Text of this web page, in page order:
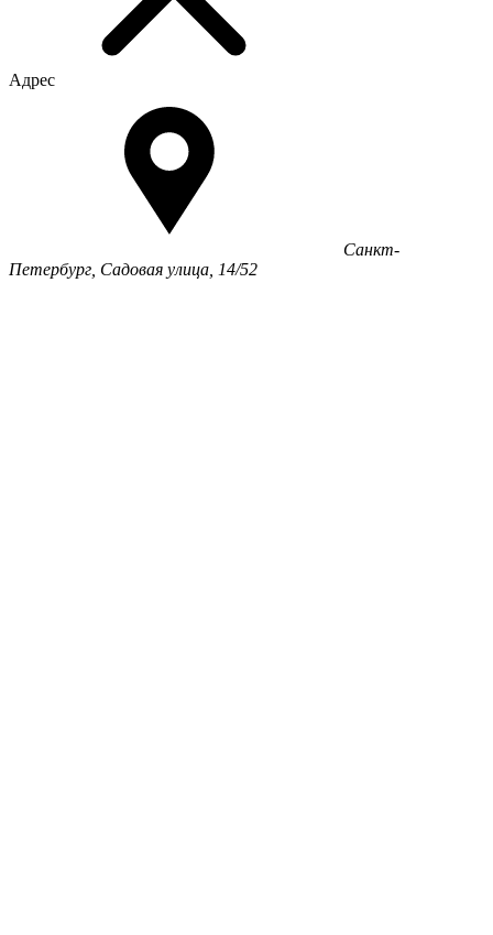
Адрес
Санкт-
Петербург, Садовая улица, 14/52